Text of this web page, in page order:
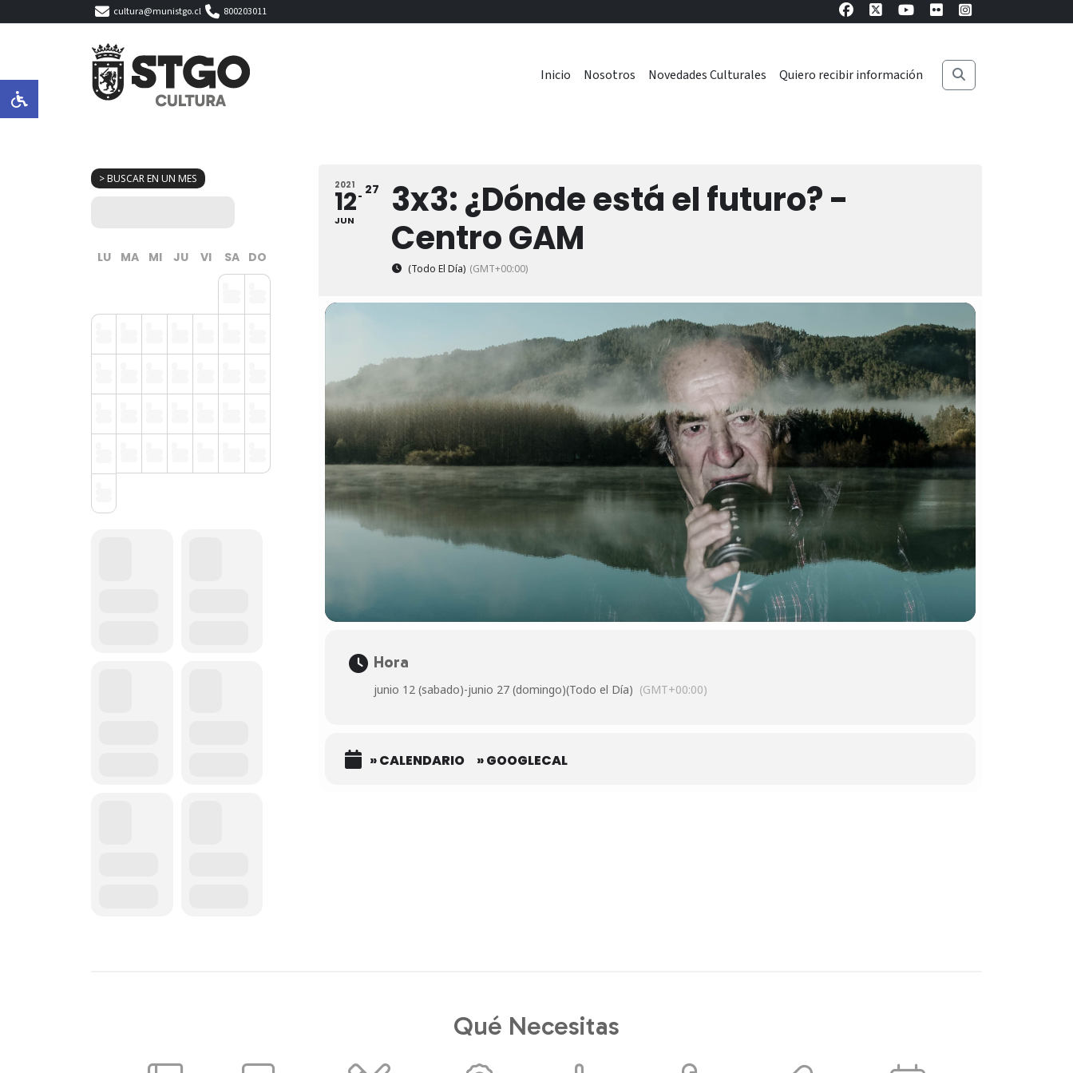
cultura@munistgo.cl 800203011
Inicio Nosotros Novedades Culturales Quiero recibir información
> BUSCAR EN UN MES
LU MA MI JU VI SA DO
2021
12
JUN
27
3x3: ¿Dónde está el futuro? -
Centro GAM
(Todo El Día) (GMT+00:00)
Hora
junio 12 (sabado)-junio 27 (domingo)(Todo el Día) (GMT+00:00)
» CALENDARIO » GOOGLECAL
Qué Necesitas